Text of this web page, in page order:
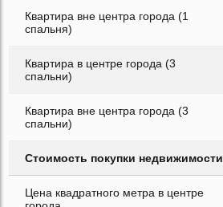
Квартира вне центра города (1
спальня)
Квартира в центре города (3
спальни)
Квартира вне центра города (3
спальни)
Стоимость покупки недвижимости
Цена квадратного метра в центре